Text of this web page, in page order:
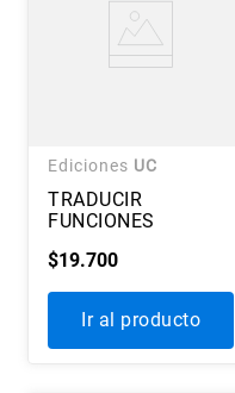
Ediciones UC
TRADUCIR
FUNCIONES
$19.700
Ir al producto